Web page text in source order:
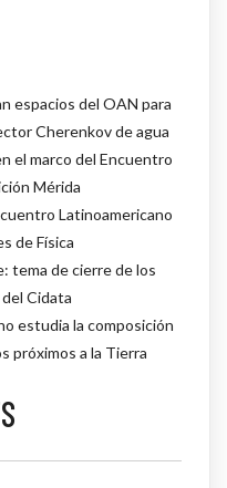
espacios del OAN para
Cherenkov de agua
el marco del Encuentro
Mérida
Latinoamericano
de Física
tema de cierre de los
Cidata
estudia la composición
próximos a la Tierra